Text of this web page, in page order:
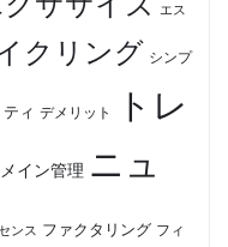
エス
クリング シンプ
ィ デメリット
トレ
メイン管理 ニュ
ンス ファクタリング フィ